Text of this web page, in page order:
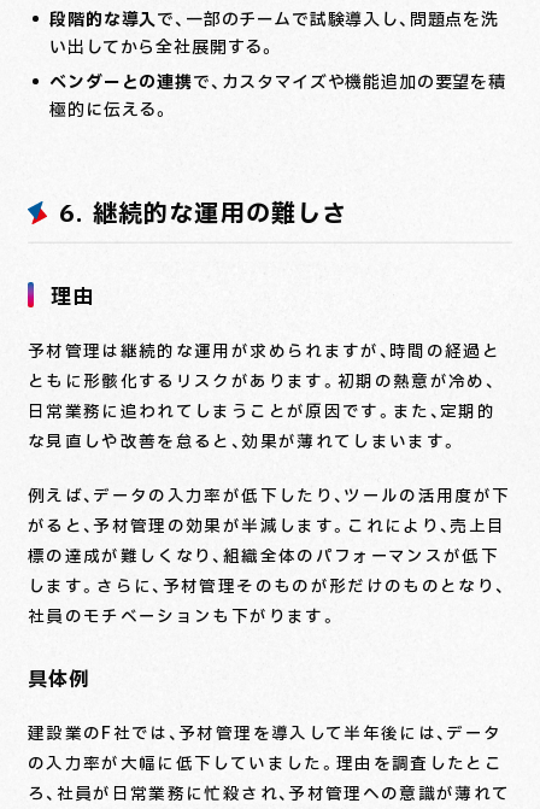
段階的な導入で、一部のチームで試験導入し、問題点を洗
い出してから全社展開する。
ベンダーとの連携で、カスタマイズや機能追加の要望を積
極的に伝える。
6. 継続的な運用の難しさ
理由
予材管理は継続的な運用が求められますが、時間の経過と
ともに形骸化するリスクがあります。初期の熱意が冷め、
日常業務に追われてしまうことが原因です。また、定期的
な見直しや改善を怠ると、効果が薄れてしまいます。
例えば、データの入力率が低下したり、ツールの活用度が下
がると、予材管理の効果が半減します。これにより、売上目
標の達成が難しくなり、組織全体のパフォーマンスが低下
します。さらに、予材管理そのものが形だけのものとなり、
社員のモチベーションも下がります。
具体例
建設業のF社では、予材管理を導入して半年後には、データ
の入力率が大幅に低下していました。理由を調査したとこ
ろ、社員が日常業務に忙殺され、予材管理への意識が薄れて